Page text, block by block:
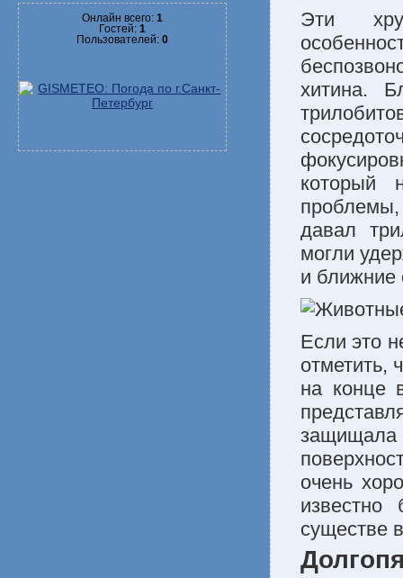
Онлайн всего: 1
Гостей: 1
Пользователей: 0
Эти
хитина.
который
давал
могли
и ближние
Если это
отметить,
на конце
очень
существе